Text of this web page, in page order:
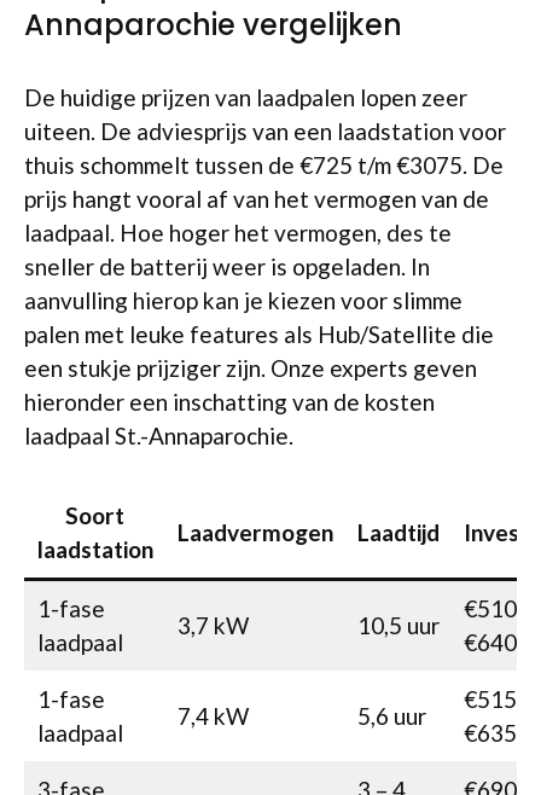
Annaparochie vergelijken
De huidige prijzen van laadpalen lopen zeer
uiteen. De adviesprijs van een laadstation voor
thuis schommelt tussen de €725 t/m €3075. De
prijs hangt vooral af van het vermogen van de
laadpaal. Hoe hoger het vermogen, des te
sneller de batterij weer is opgeladen. In
aanvulling hierop kan je kiezen voor slimme
palen met leuke features als Hub/Satellite die
een stukje prijziger zijn. Onze experts geven
hieronder een inschatting van de kosten
laadpaal St.-Annaparochie.
Soort
laadstation
Laadvermogen Laadtijd
1-fase
laadpaal
3,7 kW 10,5 uur
€510-
€640
1-fase
laadpaal
7,4 kW 5,6 uur
€515-
€635